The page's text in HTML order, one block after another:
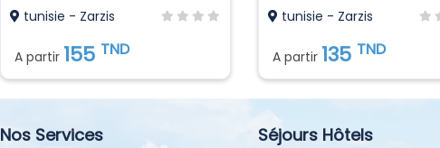
tunisie - Zarzis
A partir 155 TND
tunisie - Zarzis
A partir 135 TND
Nos Services Séjours Hôtels